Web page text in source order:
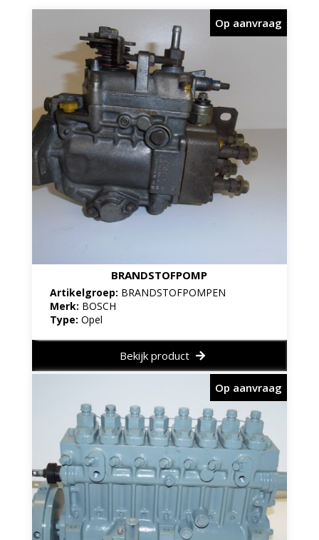
BRANDSTOFPOMP
Artikelgroep: BRANDSTOFPOMPEN
Merk: BOSCH
Type: Opel
Op aanvraag
Bekijk product
Op aanvraag